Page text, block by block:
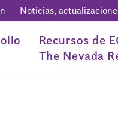
Noticias,
Recursos de
The Nevada